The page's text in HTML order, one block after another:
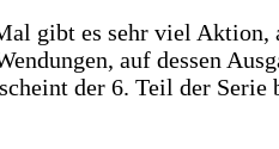
gibt es sehr viel
auf dessen
der 6. Teil der Serie